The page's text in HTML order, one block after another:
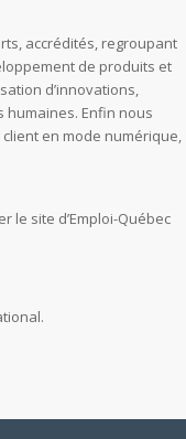
accrédités, regroupant
de produits et
d’innovations,
humaines. Enfin nous
en mode numérique,
le site d’Emploi-Québec